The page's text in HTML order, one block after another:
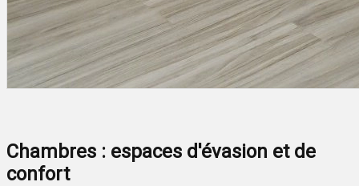
Chambres : espaces d'évasion et de
confort